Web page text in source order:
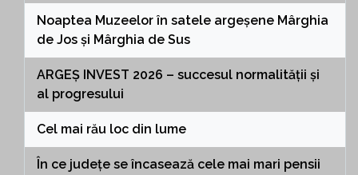
Noaptea Muzeelor în satele argeșene Mârghia
de Jos și Mârghia de Sus
ARGEȘ INVEST 2026 – succesul normalității și
al progresului
Cel mai rău loc din lume
În ce județe se încasează cele mai mari pensii